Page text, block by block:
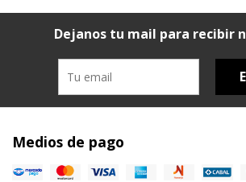
Dejanos tu mail para recibir
Medios de pago